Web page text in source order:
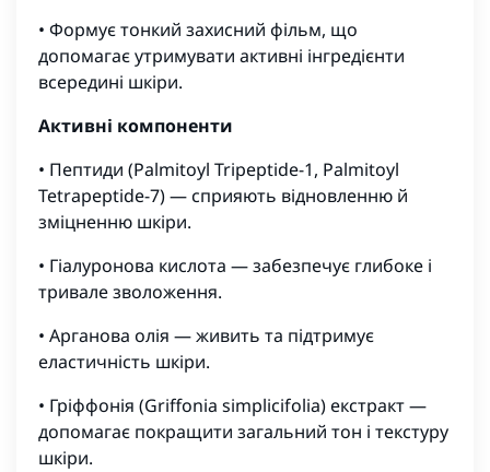
• Формує тонкий захисний фільм, що
допомагає утримувати активні інгредієнти
всередині шкіри.
Активні компоненти
• Пептиди (Palmitoyl Tripeptide-1, Palmitoyl
Tetrapeptide-7) — сприяють відновленню й
зміцненню шкіри.
• Гіалуронова кислота — забезпечує глибоке і
тривале зволоження.
• Арганова олія — живить та підтримує
еластичність шкіри.
• Гріффонія (Griffonia simplicifolia) екстракт —
допомагає покращити загальний тон і текстуру
шкіри.